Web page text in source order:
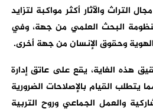
التراث والآثار أكثر مواكبة لتزايد
البحث العلمي من جهة، وفي
وحقوق الإنسان من جهة أخرى.
هذه الغاية، يقع على عاتق إدارة
يتطلب القيام بالإصلاحات الضرورية
والعمل الجماعي وروح التربية